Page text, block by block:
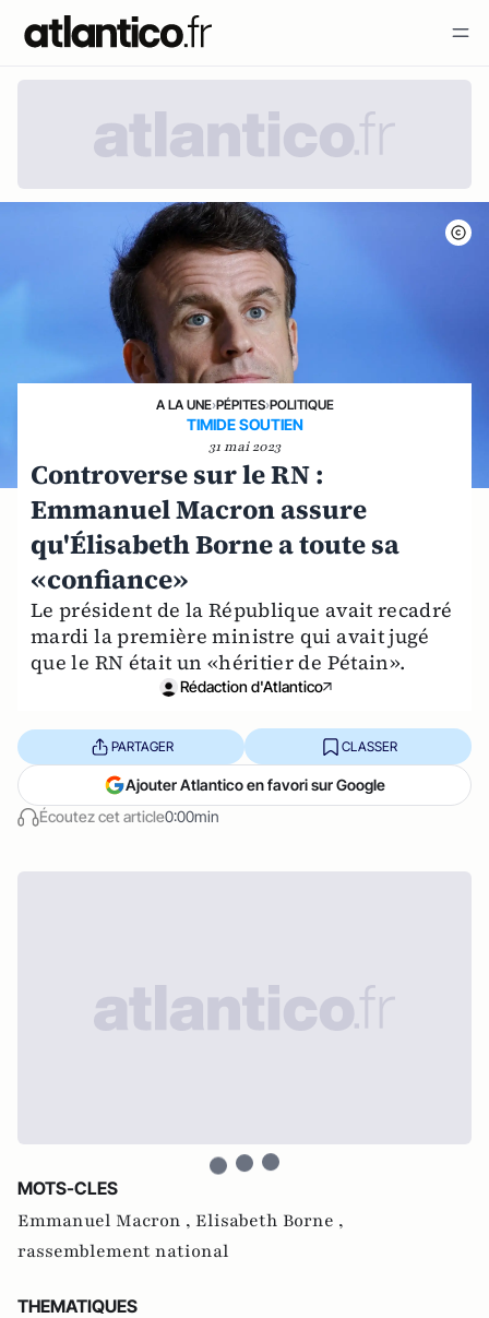
A LA UNE›PÉPITES›POLITIQUE
TIMIDE SOUTIEN
31 mai 2023
Controverse sur le RN :
Emmanuel Macron assure
qu'Élisabeth Borne a toute sa
«confiance»
Le président de la République avait recadré
mardi la première ministre qui avait jugé
que le RN était un «héritier de Pétain».
Rédaction d'Atlantico
Écoutez cet article0:00min
PARTAGER CLASSER
Ajouter Atlantico en favori sur Google
MOTS-CLES
Emmanuel Macron , Elisabeth Borne ,
rassemblement national
THEMATIQUES